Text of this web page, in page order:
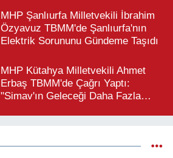
MHP Şanlıurfa Milletvekili İbrahim
Özyavuz TBMM'de Şanlıurfa'nın
Elektrik Sorununu Gündeme Taşıdı
MHP Kütahya Milletvekili Ahmet
Erbaş TBMM'de Çağrı Yaptı:
"Simav'ın Geleceği Daha Fazla